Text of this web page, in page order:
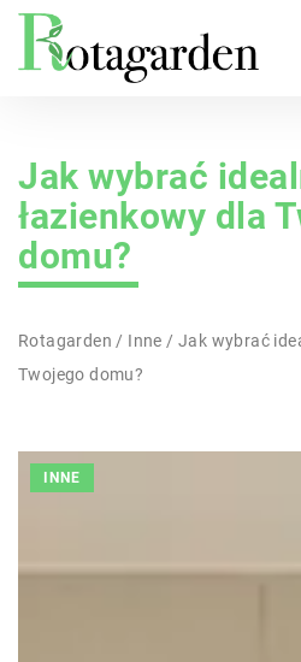
Jak wybrać
łazienkowy dla
domu?
Rotagarden / Inne /Jak wybrać
Twojego domu?
INNE